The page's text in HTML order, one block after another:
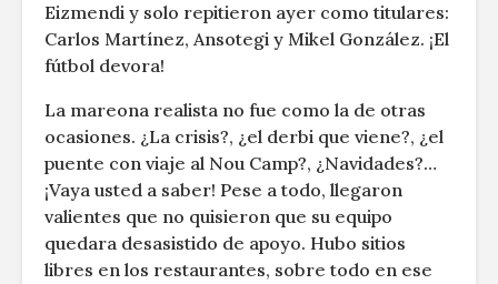
Eizmendi y solo repitieron ayer como titulares:
Carlos Martínez, Ansotegi y Mikel González. ¡El
fútbol devora!
La mareona realista no fue como la de otras
ocasiones. ¿La crisis?, ¿el derbi que viene?, ¿el
puente con viaje al Nou Camp?, ¿Navidades?…
¡Vaya usted a saber! Pese a todo, llegaron
valientes que no quisieron que su equipo
quedara desasistido de apoyo. Hubo sitios
libres en los restaurantes, sobre todo en ese